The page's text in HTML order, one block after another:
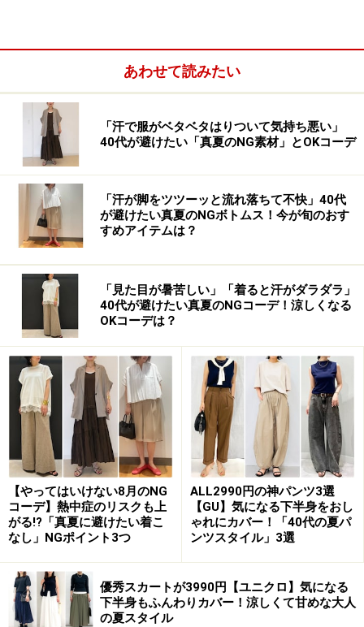
ストライプ柄にふわっとしたニット素材で差し色をプラスし
て 出典：WEAR
ストライプ柄のシャツは清潔感があり、縦に入った模様
ですっきり見せてくれるアイテム。写真のコーディネー
トのストライプシャツは襟が高さのないバンドカラーに
なっていて今っぽく、気負わずに着られるデザインで
す。
マスタードイエローのカーディガンを肩に掛け、差し色
にしたのも真似したいポイント。ハリのあるシャツとふ
んわりとしたニットの組み合わせは、素材のコントラス
トが効いていておしゃれ感もアップ。さらに黒パンツを
合わせることで全体が引き締まり、大人にちょうどいい
カジュアルコーデに仕上がっています。
2. 半袖＆ファーベストでこの時期ならでは
のミックスコーデ
半袖Tシャツとファーベストのミックス感を黒パンツで馴染
ませて 出典：WEAR
あわせて読みたい
「汗で服がベタベタはりついて気持ち悪い」
40代が避けたい「真夏のNG素材」とOKコーデ
「汗が脚をツツーッと流れ落ちて不快」40代
が避けたい真夏のNGボトムス！今が旬のおす
すめアイテムは？
「見た目が暑苦しい」「着ると汗がダラダラ」
40代が避けたい真夏のNGコーデ！涼しくなる
OKコーデは？
【やってはいけない8月のNG
コーデ】熱中症のリスクも上
がる!?「真夏に避けたい着こ
なし」NGポイント3つ
ALL2990円の神パンツ3選
【GU】気になる下半身をおし
ゃれにカバー！「40代の夏パ
ンツスタイル」3選
優秀スカートが3990円【ユニクロ】気になる
下半身もふんわりカバー！涼しくて甘めな大人
の夏スタイル